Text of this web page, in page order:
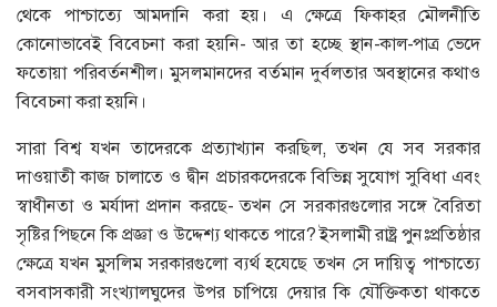
থেকে পাশ্চাত্যে আমদানি করা হয়। এ ক্ষেত্রে ফিকাহর মৌলনীতি
কোনোভাবেই বিবেচনা করা হয়নি- আর তা হচ্ছে স্থান-কাল-পাত্র ভেদে
ফতোয়া পরিবর্তনশীল। মুসলমানদের বর্তমান দুর্বলতার অবস্থানের কথাও
বিবেচনা করা হয়নি।
সারা বিশ্ব যখন তাদেরকে প্রত্যাখ্যান করছিল, তখন যে সব সরকার
দাওয়াতী কাজ চালাতে ও দ্বীন প্রচারকদেরকে বিভিন্ন সুযোগ সুবিধা এবং
স্বাধীনতা ও মর্যাদা প্রদান করছে- তখন সে সরকারগুলোর সঙ্গে বৈরিতা
সৃষ্টির পিছনে কি প্রজ্ঞা ও উদ্দেশ্য থাকতে পারে? ইসলামী রাষ্ট্র পুনঃপ্রতিষ্ঠার
ক্ষেত্রে যখন মুসলিম সরকারগুলো ব্যর্থ হযেছে তখন সে দায়িত্ব পাশ্চাত্যে
বসবাসকারী সংখ্যালঘুদের উপর চাপিয়ে দেয়ার কি যৌক্তিকতা থাকতে